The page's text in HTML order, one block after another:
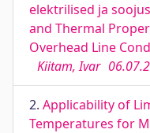
elektrilised ja
and Thermal
Overhead Line
Kiitam, Ivar
2. Applicability of
Temperatures for